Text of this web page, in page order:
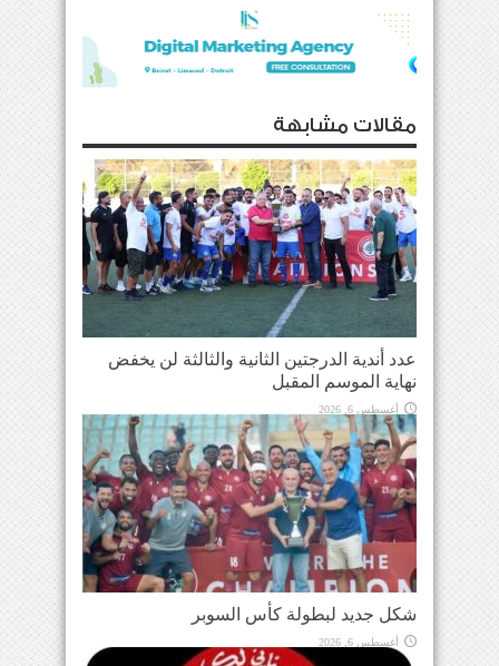
مقالات مشابهة
عدد أندية الدرجتين الثانية والثالثة لن يخفض
نهاية الموسم المقبل
أغسطس 6, 2026
شكل جديد لبطولة كأس السوبر
أغسطس 6, 2026